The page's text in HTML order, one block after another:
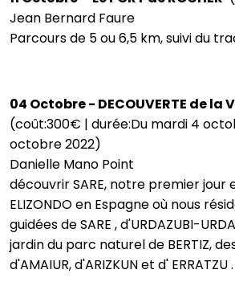
Jean Bernard Faure
Parcours de 5 ou 6,5 km, suivi du
04 Octobre - DECOUVERTE de la
(coût:300€ | durée:Du mardi 4
octobre 2022)
Danielle Mano Point
découvrir SARE, notre premier jour
ELIZONDO en Espagne où nous
guidées de SARE , d'URDAZUBI-
jardin du parc naturel de BERTIZ,
d'AMAIUR, d'ARIZKUN et d' ERRATZU .